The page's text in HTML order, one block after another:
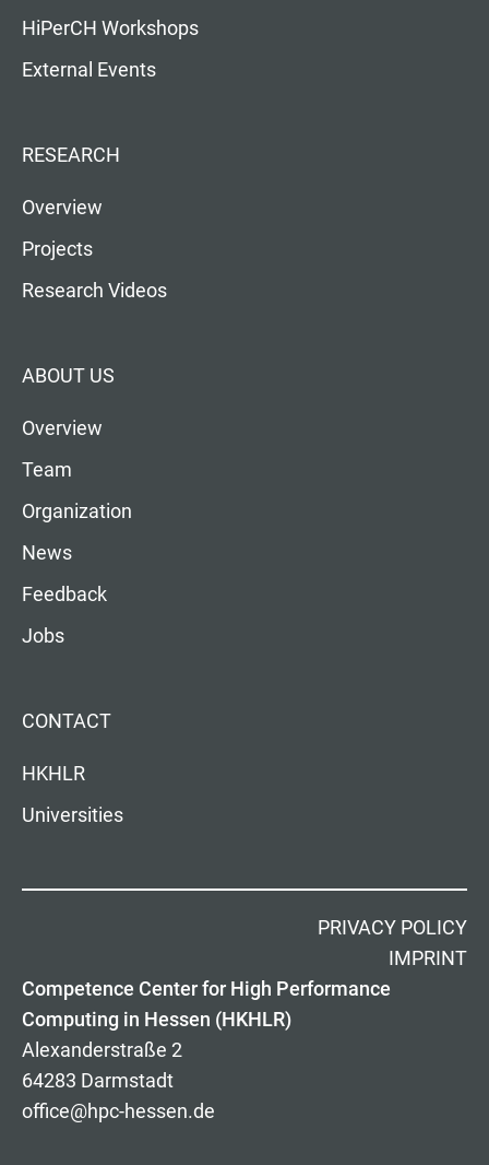
HiPerCH Workshops
External Events
RESEARCH
Overview
Projects
Research Videos
ABOUT US
Overview
Team
Organization
News
Feedback
Jobs
CONTACT
HKHLR
Universities
PRIVACY POLICY
IMPRINT
Competence Center for High Performance
Computing in Hessen (HKHLR)
Alexanderstraße 2
64283 Darmstadt
office@hpc-hessen.de